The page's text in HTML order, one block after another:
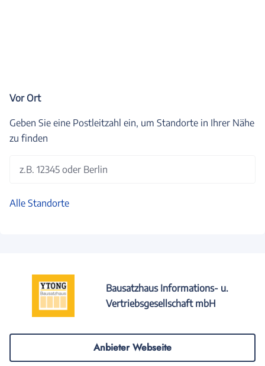
Vor Ort
Geben Sie eine Postleitzahl ein, um Standorte in Ihrer Nähe
zu finden
z.B. 12345 oder Berlin
Alle Standorte
Bausatzhaus Informations- u.
Vertriebsgesellschaft mbH
Anbieter Webseite